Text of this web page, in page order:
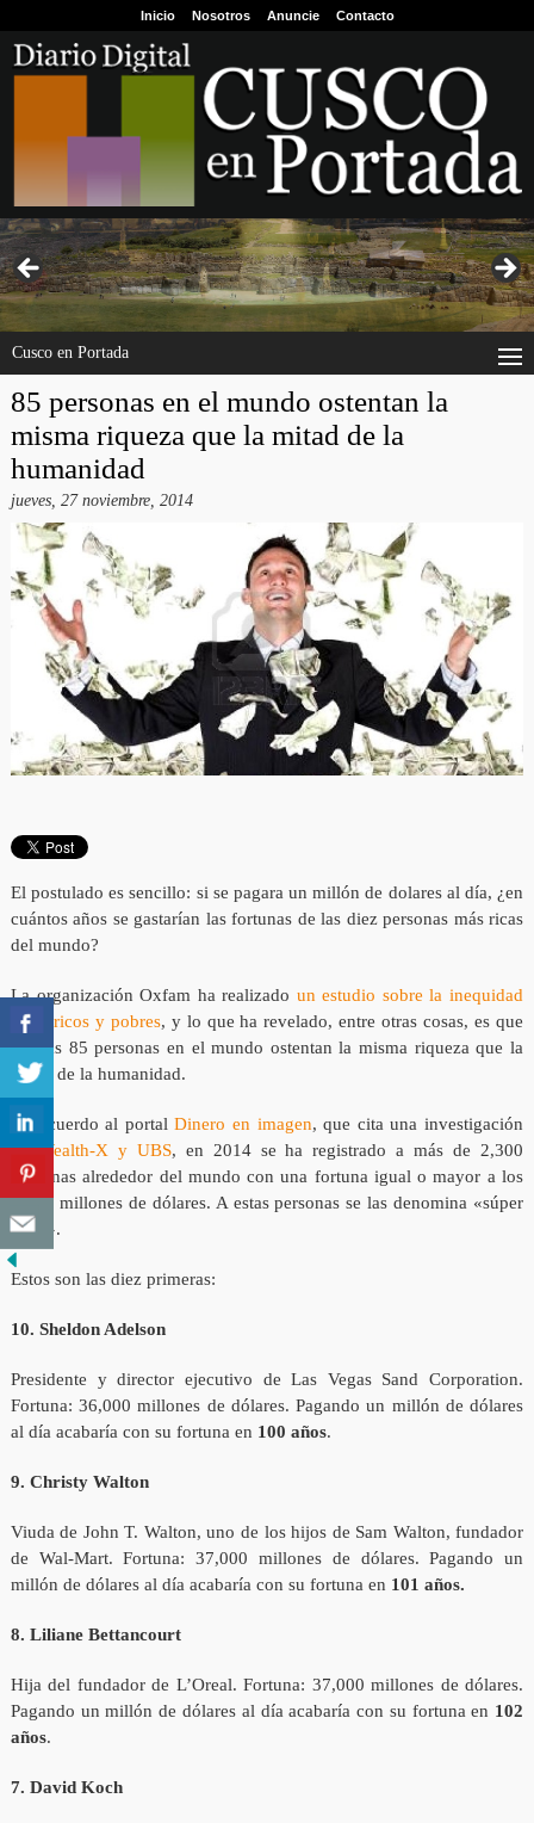
Inicio Nosotros Anuncie Contacto
Cusco en Portada
85 personas en el mundo ostentan la
misma riqueza que la mitad de la
humanidad
jueves, 27 noviembre, 2014
El postulado es sencillo: si se pagara un millón de dolares al día, ¿en
cuántos años se gastarían las fortunas de las diez personas más ricas
del mundo?
La organización Oxfam ha realizado un estudio sobre la inequidad
entre ricos y pobres, y lo que ha revelado, entre otras cosas, es que
apenas 85 personas en el mundo ostentan la misma riqueza que la
mitad de la humanidad.
De acuerdo al portalDinero en imagen, que cita una investigación
deWealth-X y UBS, en 2014 se ha registrado a más de 2,300
personas alrededor del mundo con una fortuna igual o mayor a los
1,000 millones de dólares. A estas personas se las denomina «súper
ricos».
Estos son las diez primeras:
10. Sheldon Adelson
Presidente y director ejecutivo de Las Vegas Sand Corporation.
Fortuna: 36,000 millones de dólares. Pagando un millón de dólares
al día acabaría con su fortuna en 100 años.
9. Christy Walton
Viuda de John T. Walton, uno de los hijos de Sam Walton, fundador
de Wal-Mart. Fortuna: 37,000 millones de dólares. Pagando un
millón de dólares al día acabaría con su fortuna en 101 años.
8. Liliane Bettancourt
Hija del fundador de L’Oreal. Fortuna: 37,000 millones de dólares.
Pagando un millón de dólares al día acabaría con su fortuna en 102
años.
7. David Koch